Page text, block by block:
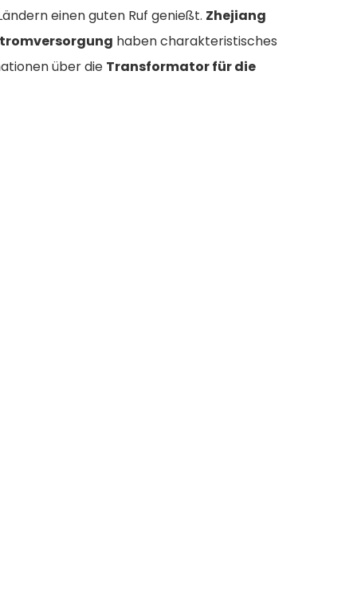
einen guten Ruf genießt. Zhejiang
haben charakteristisches
über die Transformator für die